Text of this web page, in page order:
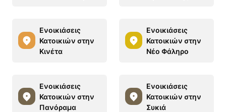
Ενοικιάσεις
Κατοικιών στην
Κινέτα
Ενοικιάσεις
Κατοικιών στην
Νέο Φάληρο
Ενοικιάσεις
Κατοικιών στην
Πανόραμα
Ενοικιάσεις
Κατοικιών στην
Συκιά